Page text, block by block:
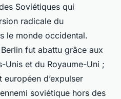
Soviétiques qui
radicale du
le monde occidental.
fut abattu grâce aux
Unis et du Royaume-Uni ;
d’expulser
soviétique hors des